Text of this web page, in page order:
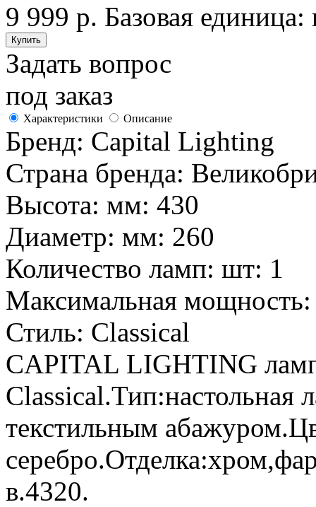
9 999 р. Базовая единица:
Задать вопрос
под заказ
Характеристики Описание
Бренд: Capital Lighting
Страна бренда:
Высота: мм: 430
Диаметр: мм: 260
Количество ламп: шт: 1
Максимальная
Стиль: Classical
CAPITAL LIGHTING
Classical.Тип:настольная
текстильным
в.4320.